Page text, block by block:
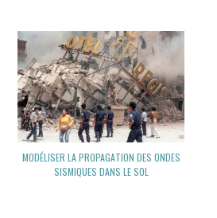
MODÉLISER LA PROPAGATION DES ONDES
SISMIQUES DANS LE SOL